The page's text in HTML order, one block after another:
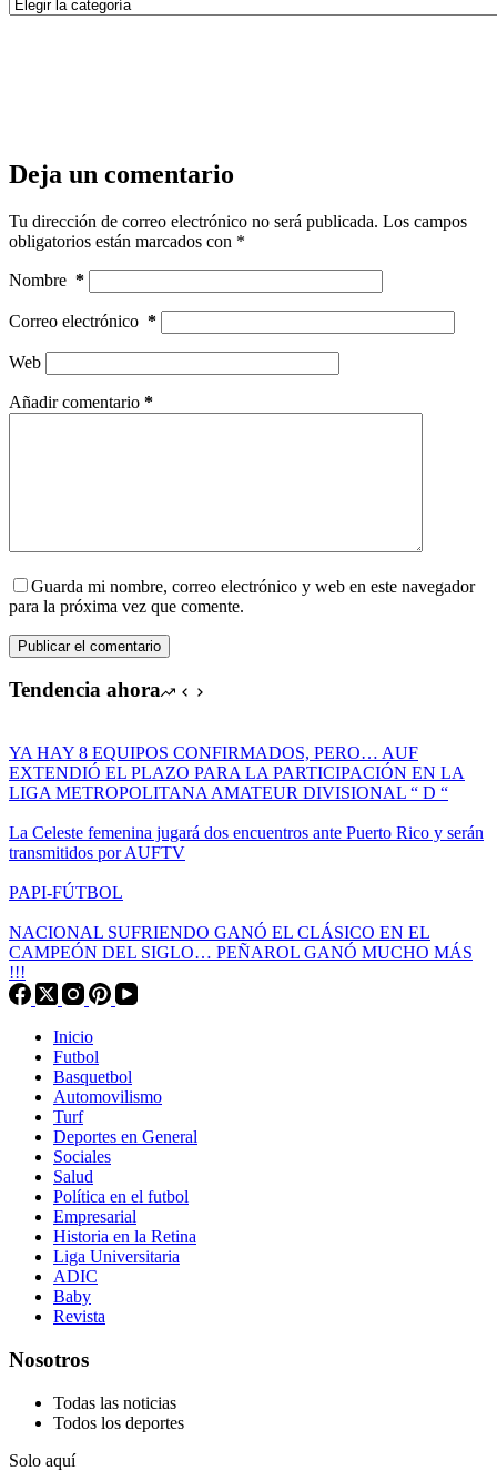
Deja un comentario
Tu dirección de correo electrónico no será publicada. Los campos
obligatorios están marcados con *
Nombre *
Correo electrónico *
Web
Añadir comentario *
Guarda mi nombre, correo electrónico y web en este navegador
para la próxima vez que comente.
Publicar el comentario
Tendencia ahora
YA HAY 8 EQUIPOS CONFIRMADOS, PERO… AUF
EXTENDIÓ EL PLAZO PARA LA PARTICIPACIÓN EN LA
LIGA METROPOLITANA AMATEUR DIVISIONAL “ D “
La Celeste femenina jugará dos encuentros ante Puerto Rico y serán
transmitidos por AUFTV
PAPI-FÚTBOL
NACIONAL SUFRIENDO GANÓ EL CLÁSICO EN EL
CAMPEÓN DEL SIGLO… PEÑAROL GANÓ MUCHO MÁS
!!!
Inicio
Futbol
Basquetbol
Automovilismo
Turf
Deportes en General
Sociales
Salud
Política en el futbol
Empresarial
Historia en la Retina
Liga Universitaria
ADIC
Baby
Revista
Nosotros
Todas las noticias
Todos los deportes
Solo aquí